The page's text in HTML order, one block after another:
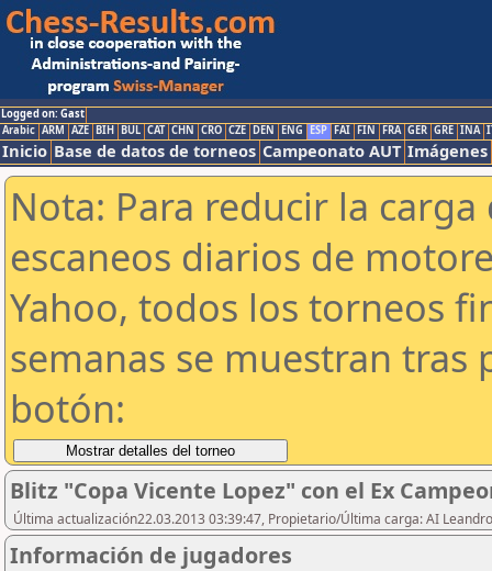
Logged on: Gast
Arabic ARM AZE BIH BUL CAT CHN CRO CZE DEN ENG ESP FAI FIN FRA GER GRE INA
Inicio Base de datos de torneos Campeonato AUT Imágenes
Nota: Para reducir la
escaneos diarios de
Yahoo, todos los torneos
semanas se muestran tras
botón:
Blitz "Copa Vicente Lopez" con el Ex
Última actualización22.03.2013 03:39:47, Propietario/Última carga: AI
Información de jugadores